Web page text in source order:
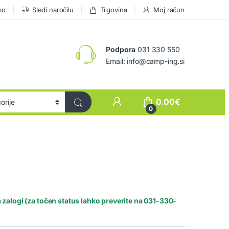
Sledi naročilu Trgovina Moj račun
Podpora 031 330 550
Email: info@camp-ing.si
0
0.00€
zalogi (za točen status lahko preverite na 031-330-